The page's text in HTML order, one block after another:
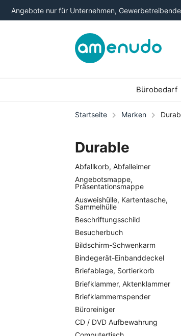
Angebote nur für Unternehmen,
Bürobedarf
Startseite Marken
Durable
Abfallkorb, Abfalleimer
Angebotsmappe,
Präsentationsmappe
Ausweishülle, Kartentasche,
Sammelhülle
Beschriftungsschild
Besucherbuch
Bildschirm-Schwenkarm
Bindegerät-Einbanddeckel
Briefablage, Sortierkorb
Briefklammer, Aktenklammer
Briefklammernspender
Büroreiniger
CD / DVD Aufbewahrung